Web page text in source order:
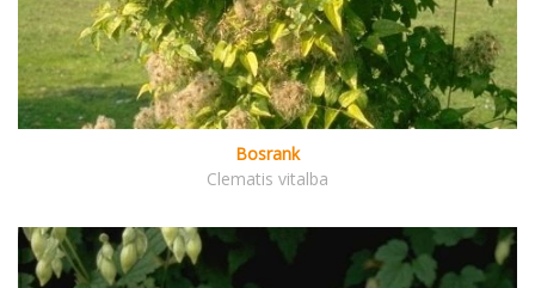
Bosrank
Clematis vitalba